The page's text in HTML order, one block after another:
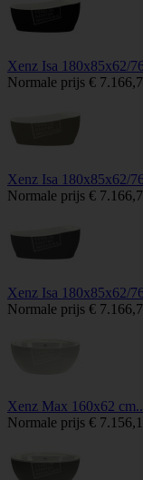
Xenz Isa 180x85x62/
Normale prijs €
Xenz Isa 180x85x62/
Normale prijs €
Xenz Isa 180x85x62/
Normale prijs €
Xenz Max 160x62
Normale prijs €